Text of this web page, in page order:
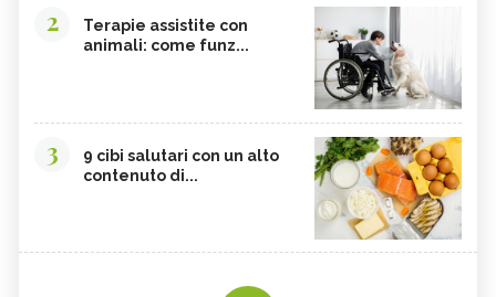
2
Terapie assistite con
animali: come funz...
3
9 cibi salutari con un alto
contenuto di...